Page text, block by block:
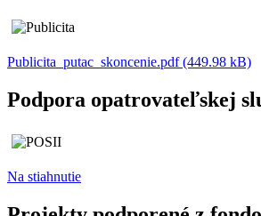
Publicita_putac_skoncenie.pdf (449.98 kB)
Podpora opatrovateľskej
Na stiahnutie